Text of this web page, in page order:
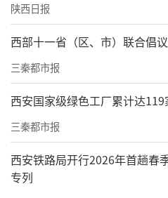
陕西日报
西部十一省（区、市）联合倡
三秦都市报
西安国家级绿色工厂累计达119
三秦都市报
西安铁路局开行2026年首趟春
专列